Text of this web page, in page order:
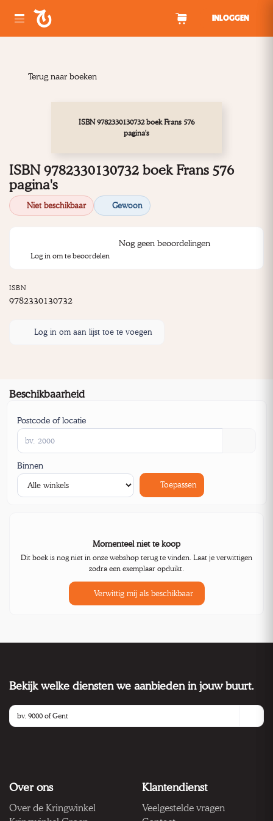
INLOGGEN
Terug naar boeken
ISBN 9782330130732 boek Frans 576
pagina's
ISBN 9782330130732 boek Frans 576
pagina's
Niet beschikbaar Gewoon
Nog geen beoordelingen
Log in om te beoordelen
ISBN
9782330130732
Log in om aan lijst toe te voegen
Beschikbaarheid
Postcode of locatie
Binnen
Toepassen
Momenteel niet te koop
Dit boek is nog niet in onze webshop terug te vinden. Laat je verwittigen
zodra een exemplaar opduikt.
Verwittig mij als beschikbaar
Bekijk welke diensten we aanbieden in jouw buurt.
Over ons
Over de Kringwinkel
Klantendienst
Veelgestelde vragen